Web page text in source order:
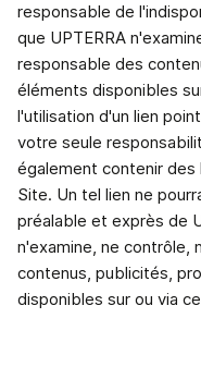
responsable de
que UPTERRA
responsable des
éléments disponibles
l'utilisation d'un lien
votre seule
également contenir
Site. Un tel lien ne
préalable et exprès de
n'examine, ne contrôle,
contenus, publicités,
disponibles sur ou via